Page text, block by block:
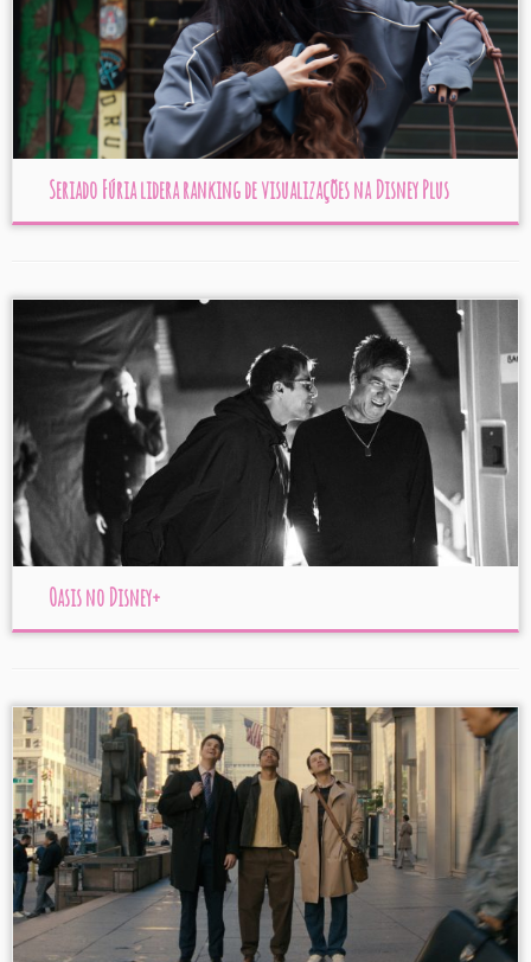
Seriado Fúria lidera ranking de visualizações na Disney Plus
Oasis no Disney+